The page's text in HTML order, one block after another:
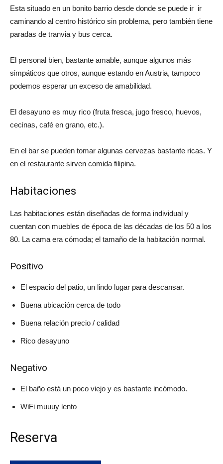
Esta situado en un bonito barrio desde donde se puede ir ir
caminando al centro histórico sin problema, pero también tiene
paradas de tranvia y bus cerca.
El personal bien, bastante amable, aunque algunos más
simpáticos que otros, aunque estando en Austria, tampoco
podemos esperar un exceso de amabilidad.
El desayuno es muy rico (fruta fresca, jugo fresco, huevos,
cecinas, café en grano, etc.).
En el bar se pueden tomar algunas cervezas bastante ricas. Y
en el restaurante sirven comida filipina.
Habitaciones
Las habitaciones están diseñadas de forma individual y
cuentan con muebles de época de las décadas de los 50 a los
80. La cama era cómoda; el tamaño de la habitación normal.
Positivo
El espacio del patio, un lindo lugar para descansar.
Buena ubicación cerca de todo
Buena relación precio / calidad
Rico desayuno
Negativo
El baño está un poco viejo y es bastante incómodo.
WiFi muuuy lento
Reserva